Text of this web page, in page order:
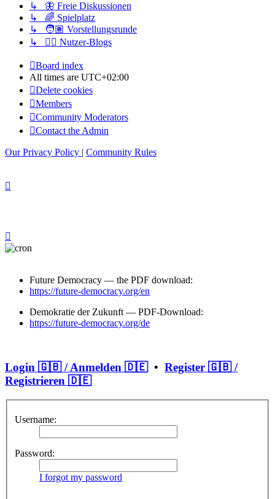
↳ 🦋 Freie Diskussionen
↳ 🌈 Spielplatz
↳ 🧑🏽 Vorstellungsrunde
↳ ✍🏽 Nutzer-Blogs
Board index
All times are UTC+02:00
Delete cookies
Members
Community Moderators
Contact the Admin
Our Privacy Policy | Community Rules
Future Democracy — the PDF download:
https://future-democracy.org/en
Demokratie der Zukunft — PDF-Download:
https://future-democracy.org/de
Login 🇬🇧 / Anmelden 🇩🇪• Register 🇬🇧 /
Registrieren 🇩🇪
Username:
Password:
I forgot my password